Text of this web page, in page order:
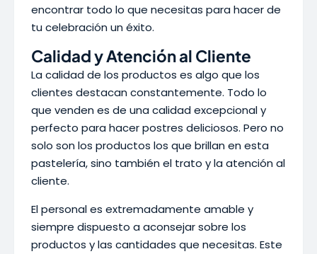
encontrar todo lo que necesitas para hacer de
tu celebración un éxito.
Calidad y Atención al Cliente
La calidad de los productos es algo que los
clientes destacan constantemente. Todo lo
que venden es de una calidad excepcional y
perfecto para hacer postres deliciosos. Pero no
solo son los productos los que brillan en esta
pastelería, sino también el trato y la atención al
cliente.
El personal es extremadamente amable y
siempre dispuesto a aconsejar sobre los
productos y las cantidades que necesitas. Este